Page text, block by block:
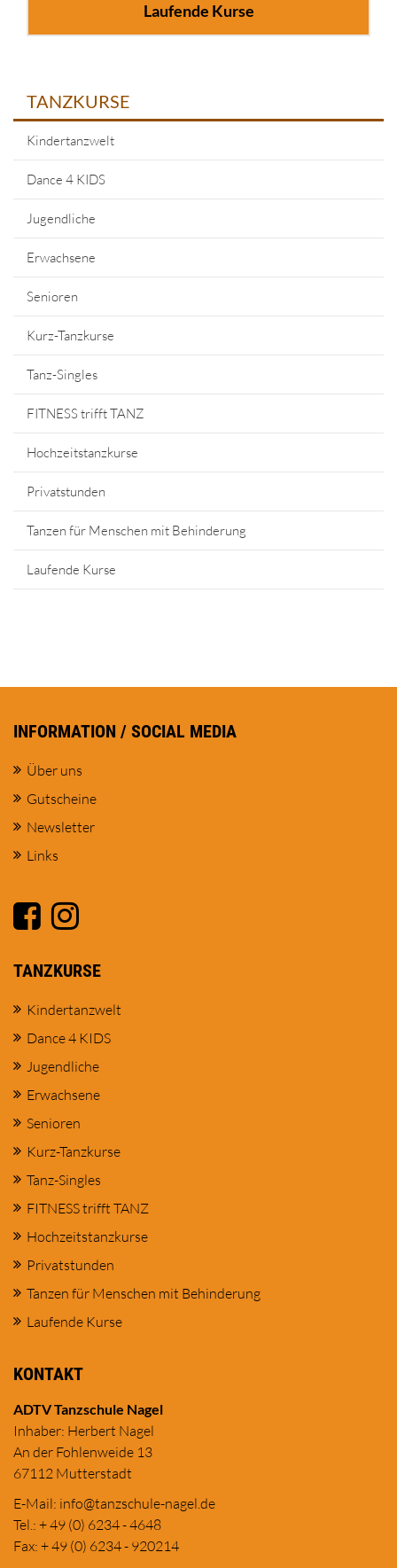
Laufende Kurse
TANZKURSE
Kindertanzwelt
Dance 4 KIDS
Jugendliche
Erwachsene
Senioren
Kurz-Tanzkurse
Tanz-Singles
FITNESS trifft TANZ
Hochzeitstanzkurse
Privatstunden
Tanzen für Menschen mit Behinderung
Laufende Kurse
INFORMATION / SOCIAL MEDIA
Über uns
Gutscheine
Newsletter
Links
TANZKURSE
Kindertanzwelt
Dance 4 KIDS
Jugendliche
Erwachsene
Senioren
Kurz-Tanzkurse
Tanz-Singles
FITNESS trifft TANZ
Hochzeitstanzkurse
Privatstunden
Tanzen für Menschen mit Behinderung
Laufende Kurse
KONTAKT
ADTV Tanzschule Nagel
Inhaber: Herbert Nagel
An der Fohlenweide 13
67112 Mutterstadt
E-Mail: info@tanzschule-nagel.de
Tel.: + 49 (0) 6234 - 4648
Fax: + 49 (0) 6234 - 920214